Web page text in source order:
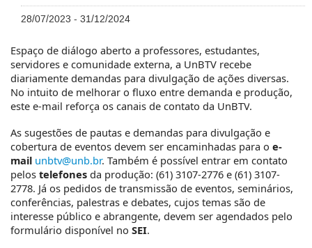
28/07/2023 - 31/12/2024
Espaço de diálogo aberto a professores, estudantes,
servidores e comunidade externa, a UnBTV recebe
diariamente demandas para divulgação de ações diversas.
No intuito de melhorar o fluxo entre demanda e produção,
este e-mail reforça os canais de contato da UnBTV.
As sugestões de pautas e demandas para divulgação e
cobertura de eventos devem ser encaminhadas para o e-
mail unbtv@unb.br. Também é possível entrar em contato
pelos telefones da produção: (61) 3107-2776 e (61) 3107-
2778. Já os pedidos de transmissão de eventos, seminários,
conferências, palestras e debates, cujos temas são de
interesse público e abrangente, devem ser agendados pelo
formulário disponível no SEI.